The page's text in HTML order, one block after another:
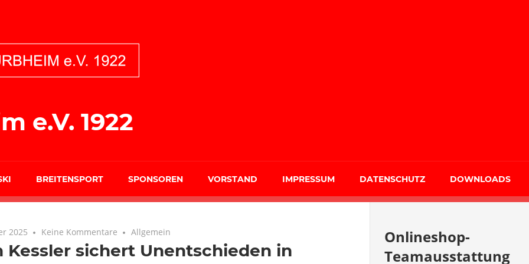
e.V. 1922
BREITENSPORT SPONSOREN VORSTAND IMPRESSUM DATENSCHUTZ DOWNLOADS
2025 Keine Kommentare Allgemein
Kessler sichert Unentschieden in
Onlineshop-
Teamausstattung